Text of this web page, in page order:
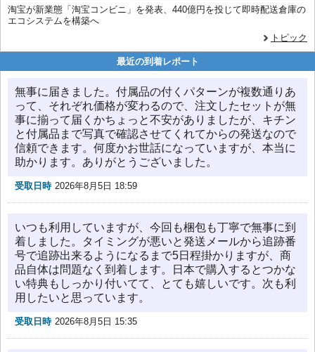
淘宝が新業態「淘宝コンビニ」を発表、440億円を投じて即時配送倉庫の
エコシステムを構築へ
トピック
最近の到着レポート
無事に届きました。付属品の付くパターンが複数通りあ
って、それぞれ価格が変わるので、注文したセットが無
事に揃って届くかちょっと不安がありましたが、キチン
と付属品まで写真で確認させてくれてからの発送なので
信頼できます。何度かお世話になっていますが、本当に
助かります。ありがとうございました。
受取日時 2026年8月5日 18:59
いつも利用していますが、今回も梱包も丁寧で無事に到
着しました。タイミングが悪いと発送メールから追跡番
号で追跡出来るようになるまで5日程掛かりますが、商
品自体は問題なく到着します。日本で購入するとつかな
い特典もしっかり付いてて、とても嬉しいです。次も利
用したいと思っています。
受取日時 2026年8月5日 15:35